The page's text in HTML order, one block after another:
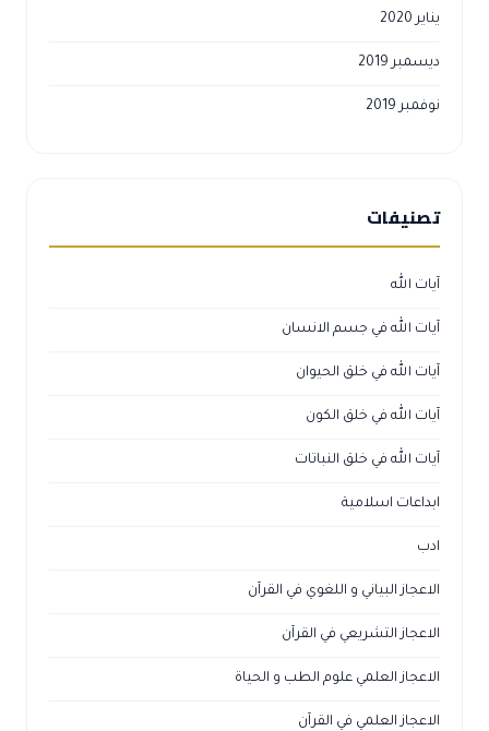
يناير 2020
ديسمبر 2019
نوفمبر 2019
تصنيفات
آيات الله
آيات الله في جسم الانسان
آيات الله في خلق الحيوان
آيات الله في خلق الكون
آيات الله في خلق النباتات
ابداعات اسلامية
ادب
الاعجاز البياني و اللغوي في القرآن
الاعجاز التشريعي في القرآن
الاعجاز العلمي علوم الطب و الحياة
الاعجاز العلمي في القرآن